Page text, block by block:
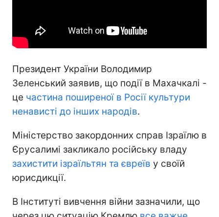
Президент України Володимир
Зеленський заявив, що події в Махачкалі -
це частина поширеної в Росії культури
ненависті до інших народів.
Міністерство закордонних справ Ізраїлю в
Єрусалимі закликало російську владу
захистити ізраїльтян та євреїв у своїй
юрисдикції.
В Інституті вивчення війни зазначили, що